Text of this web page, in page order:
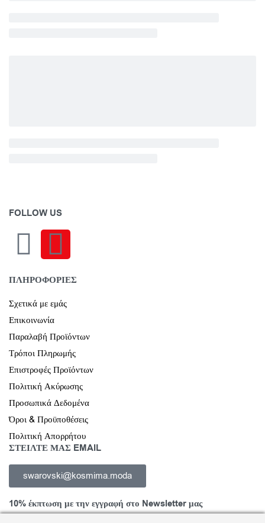
FOLLOW US
ΠΛΗΡΟΦΟΡΙΕΣ
Σχετικά με εμάς
Επικοινωνία
Παραλαβή Προϊόντων
Τρόποι Πληρωμής
Επιστροφές Προϊόντων
Πολιτική Ακύρωσης
Προσωπικά Δεδομένα
Όροι & Προϋποθέσεις
Πολιτική Απορρήτου
ΣΤΕΙΛΤΕ ΜΑΣ EMAIL
swarovski@kosmima.moda
10% έκπτωση με την εγγραφή στο Newsletter μας